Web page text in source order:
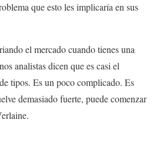
que esto les implicaría en sus
el mercado cuando tienes una
analistas dicen que es casi el
tipos. Es un poco complicado. Es
demasiado fuerte, puede comenzar